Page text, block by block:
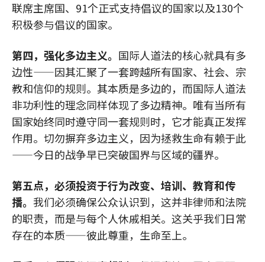
联席主席国、91个正式支持倡议的国家以及130个
积极参与倡议的国家。
第四，强化多边主义。 国际人道法的核心就具有多
边性——因其汇聚了一套跨越所有国家、社会、宗
教和信仰的规则。其本质是多边的，而国际人道法
非功利性的理念同样体现了多边精神。唯有当所有
国家始终同时遵守同一套规则时，它才能真正发挥
作用。切勿摒弃多边主义，因为拯救生命有赖于此
——今日的战争早已突破国界与区域的疆界。
第五点，必须投资于行为改变、培训、教育和传
播。 我们必须确保公众认识到，这并非律师和法院
的职责，而是与每个人休戚相关。这关乎我们日常
存在的本质——彼此尊重，生命至上。